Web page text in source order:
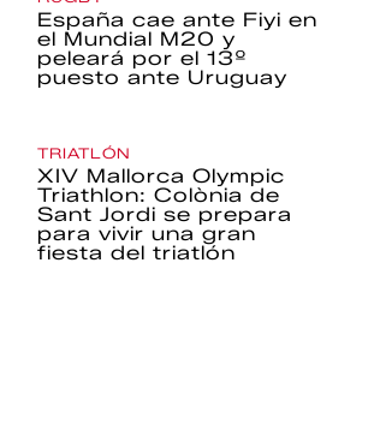
España cae ante Fiyi en
el Mundial M20 y
peleará por el 13º
puesto ante Uruguay
TRIATLÓN
XIV Mallorca Olympic
Triathlon: Colònia de
Sant Jordi se prepara
para vivir una gran
fiesta del triatlón